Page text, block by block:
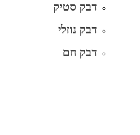
דבק סטיק
דבק נוזלי
דבק חם